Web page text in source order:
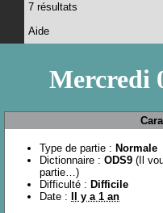
7 résultats
Aide
Mercredi
Type de partie : Normale
Dictionnaire : ODS9 (Il
partie…)
Difficulté : Difficile
Date :
Il y a 1 an